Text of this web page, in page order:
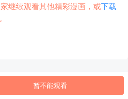
继续观看其他精彩漫画，或下载
暂不能观看